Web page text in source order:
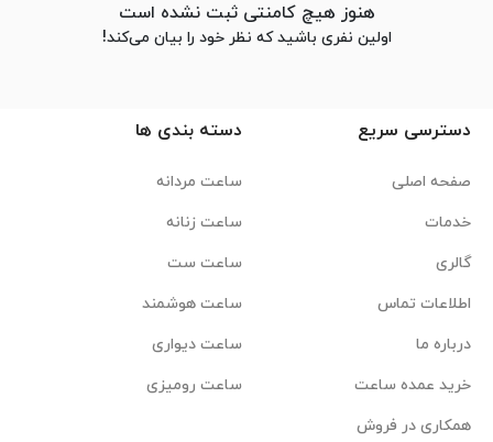
هنوز هیچ کامنتی ثبت نشده است
اولین نفری باشید که نظر خود را بیان می‌کند!
دسترسی سریع
صفحه اصلی
خدمات
گالری
اطلاعات تماس
درباره ما
خرید عمده ساعت
همکاری در فروش
دسته بندی ها
ساعت مردانه
ساعت زنانه
ساعت ست
ساعت هوشمند
ساعت دیواری
ساعت رومیزی